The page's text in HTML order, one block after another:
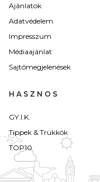
Ajánlatok
Adatvédelem
Impresszum
Médiaajánlat
Sajtómegjelenések
HASZNOS
GY.I.K.
Tippek & Trükkök
TOP10